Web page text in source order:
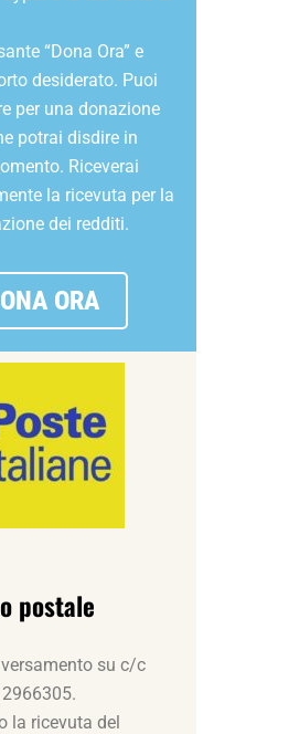
“Dona Ora” e
desiderato. Puoi
per una donazione
potrai disdire in
Riceverai
la ricevuta per la
dei redditi.
ORA
postale
su c/c
la ricevuta del